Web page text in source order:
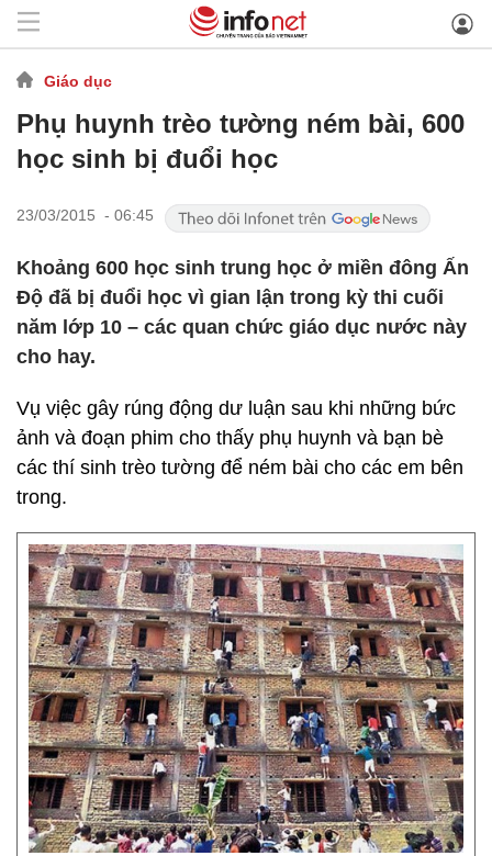
Giáo dục
Phụ huynh trèo tường ném bài, 600
học sinh bị đuổi học
23/03/2015 - 06:45
Khoảng 600 học sinh trung học ở miền đông Ấn
Độ đã bị đuổi học vì gian lận trong kỳ thi cuối
năm lớp 10 – các quan chức giáo dục nước này
cho hay.
Vụ việc gây rúng động dư luận sau khi những bức
ảnh và đoạn phim cho thấy phụ huynh và bạn bè
các thí sinh trèo tường để ném bài cho các em bên
trong.